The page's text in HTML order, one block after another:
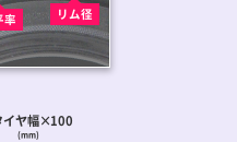
率 リム径
イヤ幅
(mm)
×100